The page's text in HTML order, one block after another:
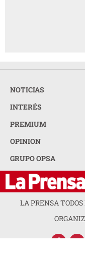
NOTICIAS
INTERÉS
PREMIUM
OPINION
GRUPO OPSA
LA PRENSA TODOS